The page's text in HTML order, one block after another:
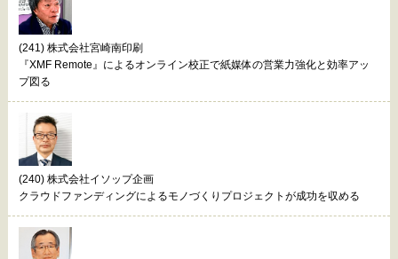
(241) 株式会社宮崎南印刷
『XMF Remote』によるオンライン校正で紙媒体の営業力強化と効率アッ
プ図る
(240) 株式会社イソップ企画
クラウドファンディングによるモノづくりプロジェクトが成功を収める